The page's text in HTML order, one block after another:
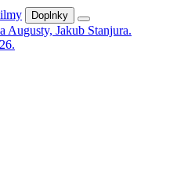
Doplnky